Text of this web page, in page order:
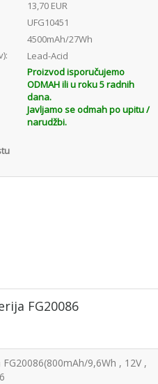
13,70 EUR
UFG10451
4500mAh/27Wh
Lead-Acid
Proizvod isporučujemo
ODMAH ili u roku 5 radnih
dana.
Javljamo se odmah po upitu /
narudžbi.
FG20086
9,6Wh , 12V ,